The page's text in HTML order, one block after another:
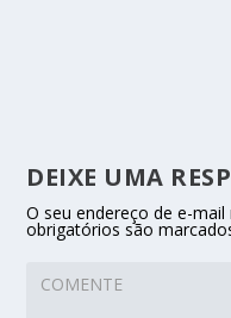
DEIXE UMA
O seu endereço de e-
obrigatórios são